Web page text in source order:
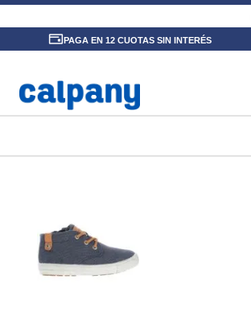
PAGA EN 12 CUOTAS SIN INTERÉS